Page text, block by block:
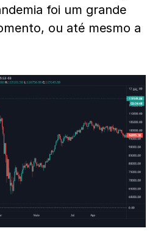
foi um grande
ou até mesmo a